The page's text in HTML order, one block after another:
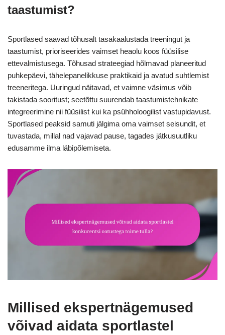
taastumist?
Sportlased saavad tõhusalt tasakaalustada treeningut ja
taastumist, prioriseerides vaimset heaolu koos füüsilise
ettevalmistusega. Tõhusad strateegiad hõlmavad planeeritud
puhkepäevi, tähelepanelikkuse praktikaid ja avatud suhtlemist
treeneritega. Uuringud näitavad, et vaimne väsimus võib
takistada sooritust; seetõttu suurendab taastumistehnikate
integreerimine nii füüsilist kui ka psühholoogilist vastupidavust.
Sportlased peaksid samuti jälgima oma vaimset seisundit, et
tuvastada, millal nad vajavad pause, tagades jätkusuutliku
edusamme ilma läbipõlemiseta.
Millised ekspertnägemused
võivad aidata sportlastel